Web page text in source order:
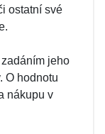
ostatní své
jeho
O hodnotu
nákupu v